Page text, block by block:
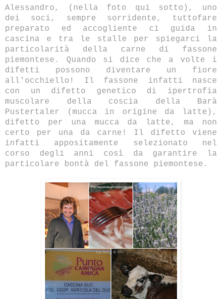
Alessandro, (nella foto qui sotto), uno
dei soci, sempre sorridente, tuttofare
preparato ed accogliente ci guida in
cascina e tra le stalle per spiegarci la
particolarità della carne di fassone
piemontese. Quando si dice che a volte i
difetti possono diventare un fiore
all'occhiello! Il fassone infatti nasce
con un difetto genetico di ipertrofia
muscolare della coscia della Barà
Pustertaler (mucca in origine da latte),
difetto per una mucca da latte, ma non
certo per una da carne! Il difetto viene
infatti appositamente selezionato nel
corso degli anni così da garantire la
particolare bontà del fassone piemontese.